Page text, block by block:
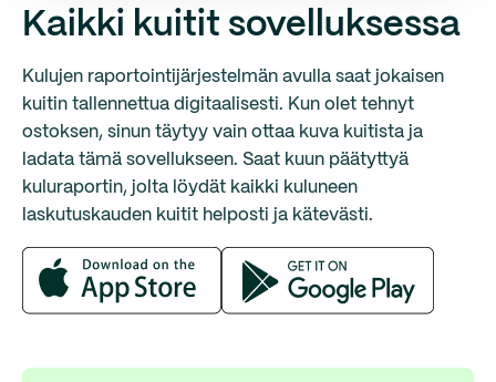
Kaikki kuitit sovelluksessa
Kulujen raportointijärjestelmän avulla saat jokaisen
kuitin tallennettua digitaalisesti. Kun olet tehnyt
ostoksen, sinun täytyy vain ottaa kuva kuitista ja
ladata tämä sovellukseen. Saat kuun päätyttyä
kuluraportin, jolta löydät kaikki kuluneen
laskutuskauden kuitit helposti ja kätevästi.